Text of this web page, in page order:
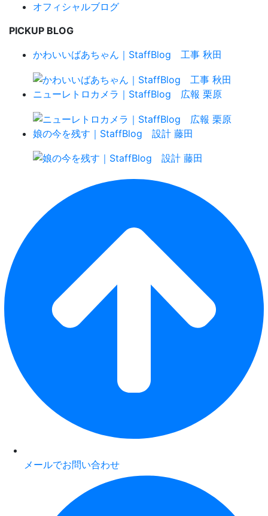
オフィシャルブログ
PICKUP BLOG
かわいいばあちゃん｜StaffBlog 工事 秋田
ニューレトロカメラ｜StaffBlog 広報 栗原
娘の今を残す｜StaffBlog 設計 藤田
メールでお問い合わせ